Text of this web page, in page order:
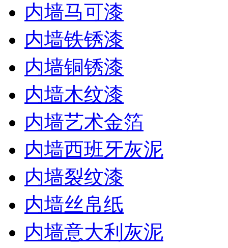
内墙马可漆
内墙铁锈漆
内墙铜锈漆
内墙木纹漆
内墙艺术金箔
内墙西班牙灰泥
内墙裂纹漆
内墙丝帛纸
内墙意大利灰泥